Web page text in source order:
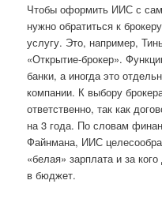
Чтобы оформить ИИС с
нужно обратиться к
услугу. Это, например,
«Открытие-брокер».
банки, а иногда это
компании. К выбору
ответственно, так как
на 3 года. По словам
Файнмана, ИИС
«белая» зарплата и за
в бюджет.